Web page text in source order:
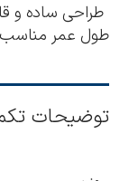
طراحی ساده و
طول عمر مناسب
توضیحات